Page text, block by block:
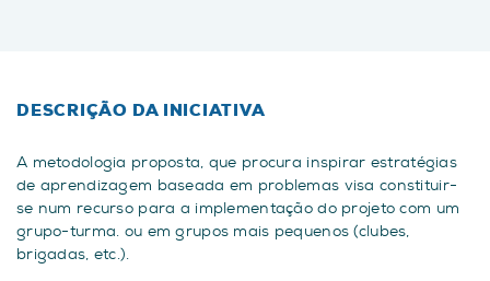
DESCRIÇÃO DA INICIATIVA
A metodologia proposta, que procura inspirar estratégias
de aprendizagem baseada em problemas visa constituir-
se num recurso para a implementação do projeto com um
grupo-turma. ou em grupos mais pequenos (clubes,
brigadas, etc.).